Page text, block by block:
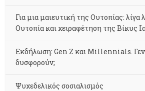
Για μια μαιευτική της Ουτοπίας: λίγα
Ουτοπία και χειραφέτηση της Βίκυς
Εκδήλωση: Gen Z και Millennials.
δυσφορούν;
Ψυχεδελικός σοσιαλισμός